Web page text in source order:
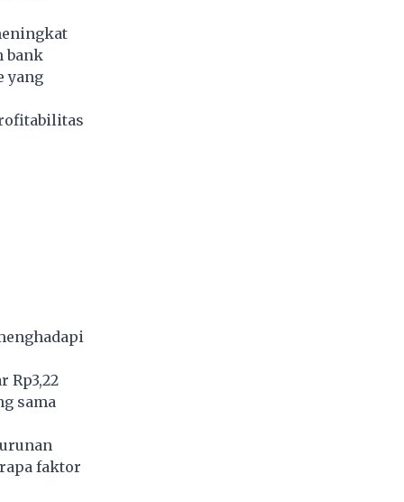
bank
yang
Rp3,22
sama
faktor